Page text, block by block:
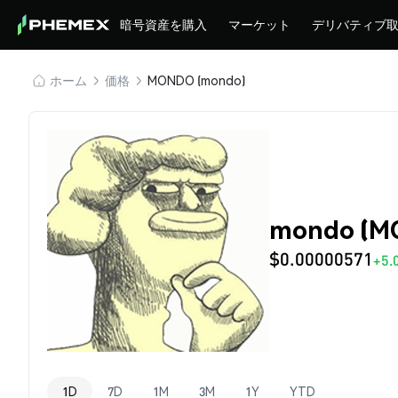
暗号資産を購入 マーケット デリバティブ
ホーム 価格 MONDO (mondo)
mondo
$0.00000571
1D 7D 1M 3M 1Y YTD